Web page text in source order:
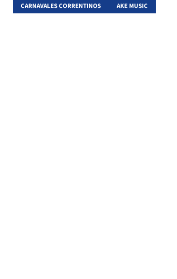
CARNAVALES CORRENTINOS AKE MUSIC